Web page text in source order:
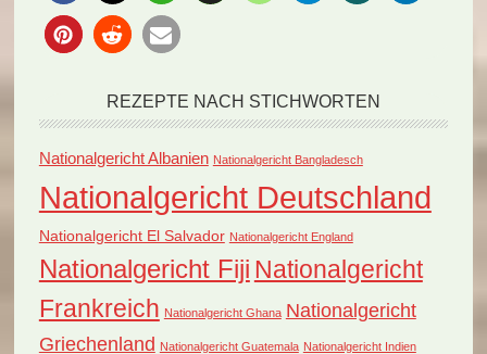
REZEPTE NACH STICHWORTEN
Nationalgericht Albanien Nationalgericht Bangladesch
Nationalgericht Deutschland
Nationalgericht El Salvador Nationalgericht England
Nationalgericht Fiji Nationalgericht
Frankreich Nationalgericht Ghana Nationalgericht
Griechenland Nationalgericht Guatemala Nationalgericht Indien